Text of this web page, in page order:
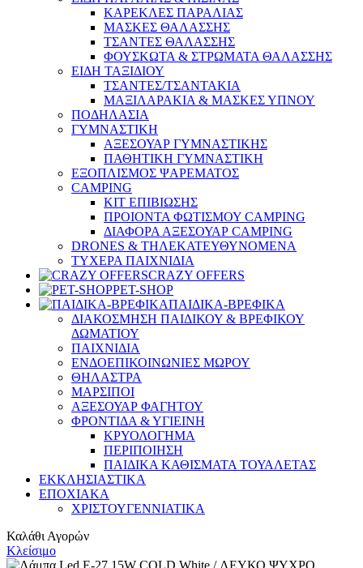
ΚΑΡΕΚΛΕΣ ΠΑΡΑΛΙΑΣ
ΜΑΣΚΕΣ ΘΑΛΑΣΣΗΣ
ΤΣΑΝΤΕΣ ΘΑΛΑΣΣΗΣ
ΦΟΥΣΚΩΤΑ & ΣΤΡΩΜΑΤΑ ΘΑΛΑΣΣΗΣ
ΕΙΔΗ ΤΑΞΙΔΙΟΥ
ΤΣΑΝΤΕΣ/ΤΣΑΝΤΑΚΙΑ
ΜΑΞΙΛΑΡΑΚΙΑ & ΜΑΣΚΕΣ ΥΠΝΟΥ
ΠΟΔΗΛΑΣΙΑ
ΓΥΜΝΑΣΤΙΚΗ
ΑΞΕΣΟΥΑΡ ΓΥΜΝΑΣΤΙΚΗΣ
ΠΑΘΗΤΙΚΗ ΓΥΜΝΑΣΤΙΚΗ
ΕΞΟΠΛΙΣΜΟΣ ΨΑΡΕΜΑΤΟΣ
CAMPING
ΚΙΤ ΕΠΙΒΙΩΣΗΣ
ΠΡΟΙΟΝΤΑ ΦΩΤΙΣΜΟΥ CAMPING
ΔΙΑΦΟΡΑ ΑΞΕΣΟΥΑΡ CAMPING
DRONES & ΤΗΛΕΚΑΤΕΥΘΥΝΟΜΕΝΑ
ΤΥΧΕΡΑ ΠΑΙΧΝΙΔΙΑ
CRAZY OFFERS
PET-SHOP
ΠΑΙΔΙΚΑ-ΒΡΕΦΙΚΑ
ΔΙΑΚΟΣΜΗΣΗ ΠΑΙΔΙΚΟΥ & ΒΡΕΦΙΚΟΥ
ΔΩΜΑΤΙΟΥ
ΠΑΙΧΝΙΔΙΑ
ΕΝΔΟΕΠΙΚΟΙΝΩΝΙΕΣ ΜΩΡΟΥ
ΘΗΛΑΣΤΡΑ
ΜΑΡΣΙΠΟΙ
ΑΞΕΣΟΥΑΡ ΦΑΓΗΤΟΥ
ΦΡΟΝΤΙΔΑ & ΥΓΙΕΙΝΗ
ΚΡΥΟΛΟΓΗΜΑ
ΠΕΡΙΠΟΙΗΣΗ
ΠΑΙΔΙΚΑ ΚΑΘΙΣΜΑΤΑ ΤΟΥΑΛΕΤΑΣ
ΕΚΚΛΗΣΙΑΣΤΙΚΑ
ΕΠΟΧΙΑΚΑ
ΧΡΙΣΤΟΥΓΕΝΝΙΑΤΙΚΑ
Καλάθι Αγορών
Κλείσιμο